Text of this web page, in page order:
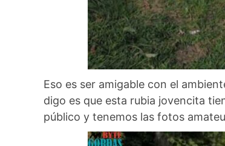
Eso es ser amigable con el
digo es que esta rubia jovencita
público y tenemos las fotos